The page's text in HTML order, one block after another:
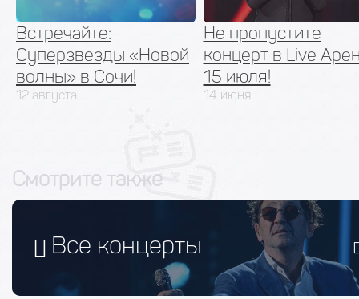
Встречайте:
Суперзвезды «Новой
волны» в Сочи!
12 августа
Не пропустите
концерт в Live
15 июля!
14 июня
Смотрите также
Все концерты